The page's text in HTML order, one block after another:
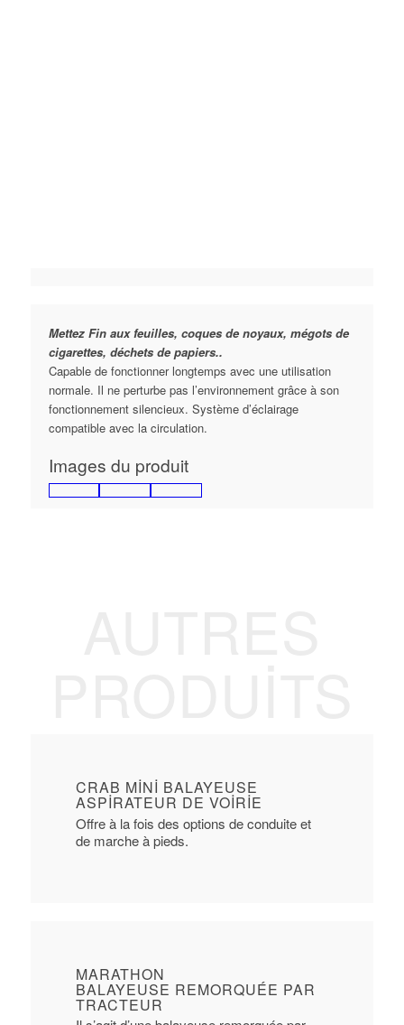
Mettez Fin aux feuilles, coques de noyaux, mégots de
cigarettes, déchets de papiers..
Capable de fonctionner longtemps avec une utilisation
normale. Il ne perturbe pas l’environnement grâce à son
fonctionnement silencieux. Système d’éclairage
compatible avec la circulation.
Images du produit
CRAB MINI BALAYEUSE
ASPIRATEUR DE VOIRIE
Offre à la fois des options de conduite et
de marche à pieds.
MARATHON
BALAYEUSE REMORQUÉE PAR
TRACTEUR